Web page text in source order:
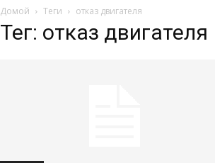
Домой Теги отказ двигателя
Тег: отказ двигателя